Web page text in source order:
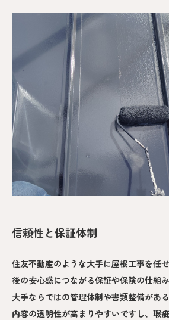
信頼性と保証体制
住友不動産のような大手に屋根工事を任
後の安心感につながる保証や保険の仕組
大手ならではの管理体制や書類整備があ
内容の透明性が高まりやすいですし、瑕